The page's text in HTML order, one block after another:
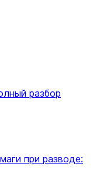
разбор
при разводе: